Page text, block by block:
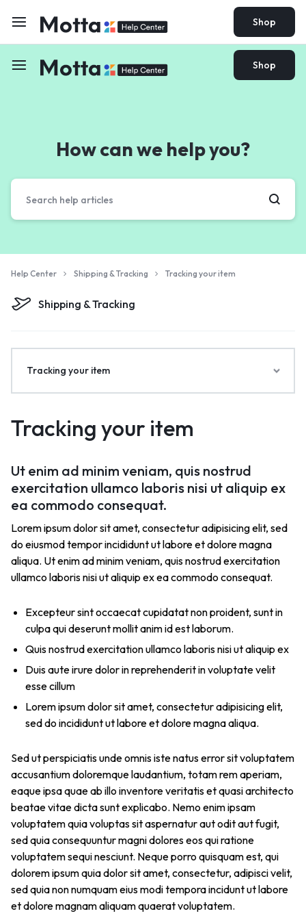
Shop
Shop
How can we help you?
Help Center Shipping & Tracking Tracking your item
Shipping & Tracking
Tracking your item
Ut enim ad minim veniam, quis nostrud
exercitation ullamco laboris nisi ut aliquip ex
ea commodo consequat.
Lorem ipsum dolor sit amet, consectetur adipisicing elit, sed
do eiusmod tempor incididunt ut labore et dolore magna
aliqua. Ut enim ad minim veniam, quis nostrud exercitation
ullamco laboris nisi ut aliquip ex ea commodo consequat.
Excepteur sint occaecat cupidatat non proident, sunt in
culpa qui deserunt mollit anim id est laborum.
Quis nostrud exercitation ullamco laboris nisi ut aliquip ex
Duis aute irure dolor in reprehenderit in voluptate velit
esse cillum
Lorem ipsum dolor sit amet, consectetur adipisicing elit,
sed do incididunt ut labore et dolore magna aliqua.
Sed ut perspiciatis unde omnis iste natus error sit voluptatem
accusantium doloremque laudantium, totam rem aperiam,
eaque ipsa quae ab illo inventore veritatis et quasi architecto
beatae vitae dicta sunt explicabo. Nemo enim ipsam
voluptatem quia voluptas sit aspernatur aut odit aut fugit,
sed quia consequuntur magni dolores eos qui ratione
voluptatem sequi nesciunt. Neque porro quisquam est, qui
dolorem ipsum quia dolor sit amet, consectetur, adipisci velit,
sed quia non numquam eius modi tempora incidunt ut labore
et dolore magnam aliquam quaerat voluptatem.
Tracking your item